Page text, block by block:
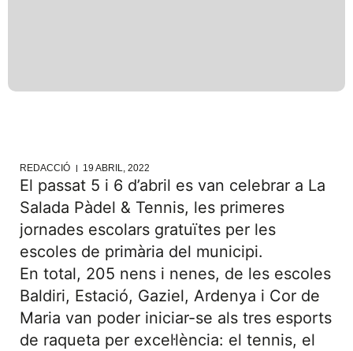
REDACCIÓ 19 ABRIL, 2022
El passat 5 i 6 d’abril es van celebrar a La
Salada Pàdel & Tennis, les primeres
jornades escolars gratuïtes per les
escoles de primària del municipi.
En total, 205 nens i nenes, de les escoles
Baldiri, Estació, Gaziel, Ardenya i Cor de
Maria van poder iniciar-se als tres esports
de raqueta per excel·lència: el tennis, el